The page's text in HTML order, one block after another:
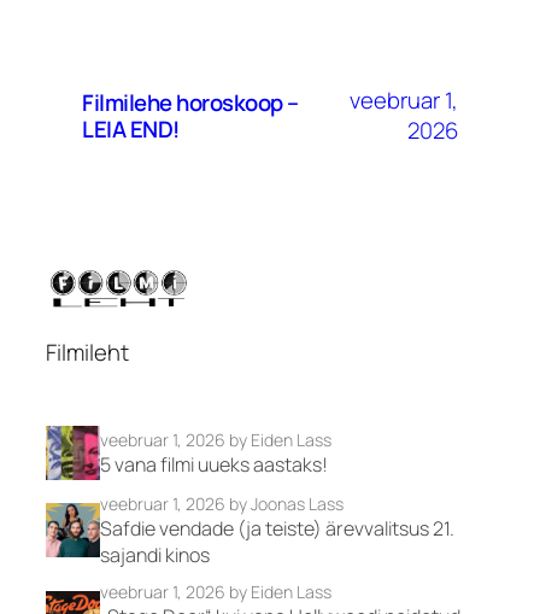
Filmilehe horoskoop –
LEIA END!
veebruar 1,
2026
Filmileht
veebruar 1, 2026 by Eiden Lass
5 vana filmi uueks aastaks!
veebruar 1, 2026 by Joonas Lass
Safdie vendade (ja teiste) ärevvalitsus 21.
sajandi kinos
veebruar 1, 2026 by Eiden Lass